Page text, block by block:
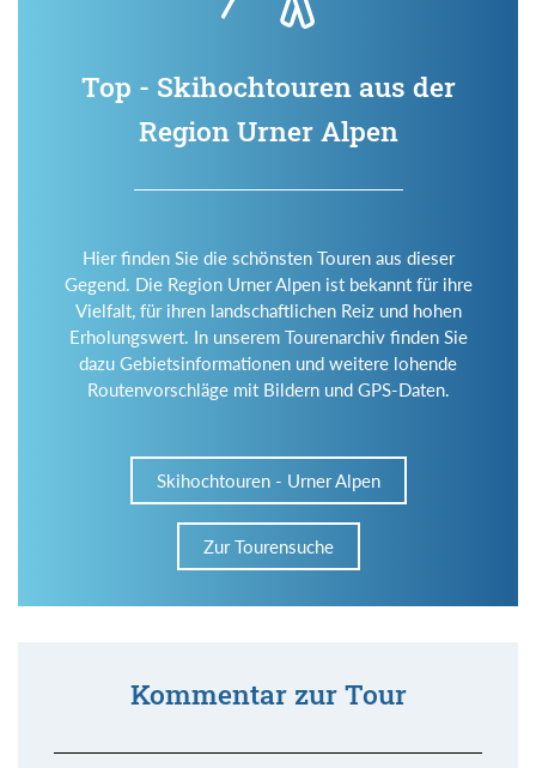
Top - Skihochtouren aus der
Region Urner Alpen
Hier finden Sie die schönsten Touren aus dieser
Gegend. Die Region Urner Alpen ist bekannt für ihre
Vielfalt, für ihren landschaftlichen Reiz und hohen
Erholungswert. In unserem Tourenarchiv finden Sie
dazu Gebietsinformationen und weitere lohende
Routenvorschläge mit Bildern und GPS-Daten.
Skihochtouren - Urner Alpen
Zur Tourensuche
Kommentar zur Tour